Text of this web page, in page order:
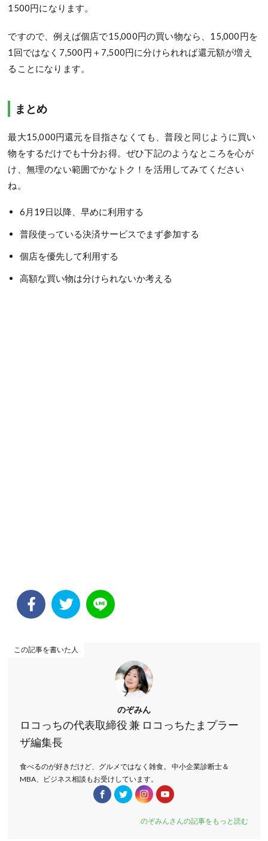
1500円になります。
ですので、例えば個店で15,000円の買い物なら、15,000円を
1回ではなく7,500円＋7,500円に分けられれば還元額が増え
ることになります。
まとめ
最大15,000円還元を目指さなくても、普段と同じように買い
物をするだけでも十分お得。ぜひ下記のようなところを心が
け、無理のない範囲でかなトク！を活用してみてください
ね。
6月19日以降、早めに利用する
普段使っている決済サービスでまず参加する
個店を優先して利用する
高額な買い物は分けられないか考える
この記事を書いた人
のぞみん
ロコっちの代表取締役 兼 ロコっちたまプラー
ザ編集長
食べるのが好きだけど、グルメではなく雑食。 中小企業診断士＆
MBA、ビジネス相談もお受けしています。
のぞみんさんの記事をもっと読む